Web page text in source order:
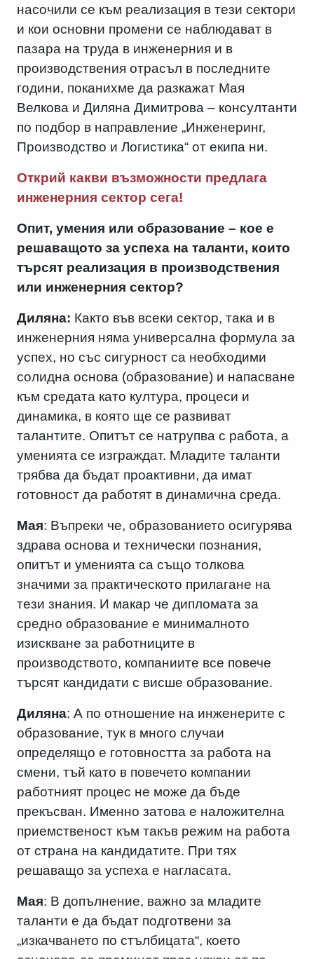
насочили се към реализация в тези сектори
и кои основни промени се наблюдават в
пазара на труда в инженерния и в
производствения отрасъл в последните
години, поканихме да разкажат Мая
Велкова и Диляна Димитрова – консултанти
по подбор в направление „Инженеринг,
Производство и Логистика“ от екипа ни.
Открий какви възможности предлага
инженерния сектор сега!
Опит, умения или образование – кое е
решаващото за успеха на таланти, които
търсят реализация в производствения
или инженерния сектор?
Диляна: Както във всеки сектор, така и в
инженерния няма универсална формула за
успех, но със сигурност са необходими
солидна основа (образование) и напасване
към средата като култура, процеси и
динамика, в която ще се развиват
талантите. Опитът се натрупва с работа, а
уменията се изграждат. Младите таланти
трябва да бъдат проактивни, да имат
готовност да работят в динамична среда.
Мая: Въпреки че, образованието осигурява
здрава основа и технически познания,
опитът и уменията са също толкова
значими за практическото прилагане на
тези знания. И макар че дипломата за
средно образование е минималното
изискване за работниците в
производството, компаниите все повече
търсят кандидати с висше образование.
Диляна: А по отношение на инженерите с
образование, тук в много случаи
определящо е готовността за работа на
смени, тъй като в повечето компании
работният процес не може да бъде
прекъсван. Именно затова е наложителна
приемственост към такъв режим на работа
от страна на кандидатите. При тях
решаващо за успеха е нагласата.
Мая: В допълнение, важно за младите
таланти е да бъдат подготвени за
„изкачването по стълбицата“, което